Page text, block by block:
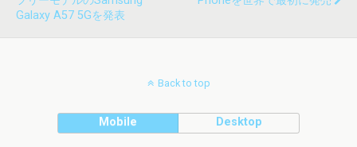
Galaxy A57 5Gを発表
Back to top
Mobile Desktop